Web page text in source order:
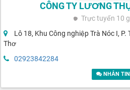
CÔNG TY LƯƠNG
Trực tuyến 10
Lô 18, Khu Công nghiệp Trà Nóc I, P.
Thơ
02923842284
NHẮN TIN